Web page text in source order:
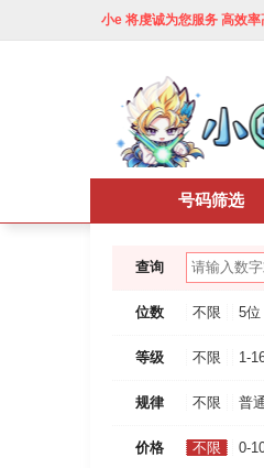
小e 将虔诚为您服务 高效
号码筛选
查询
位数 不限 5位
等级 不限 1-
规律 不限 普
价格 不限 0-